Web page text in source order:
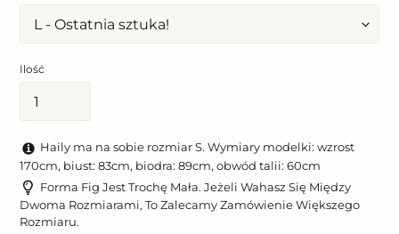
Ilość
Haily ma na sobie rozmiar S. Wymiary modelki: wzrost
170cm, biust: 83cm, biodra: 89cm, obwód talii: 60cm
Forma Fig Jest Trochę Mała. Jeżeli Wahasz Się Między
Dwoma Rozmiarami, To Zalecamy Zamówienie Większego
Rozmiaru.